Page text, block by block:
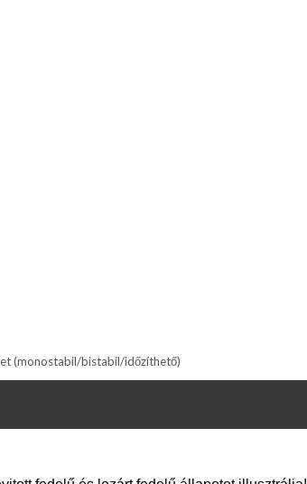
(monostabil/bistabil/időzíthető)